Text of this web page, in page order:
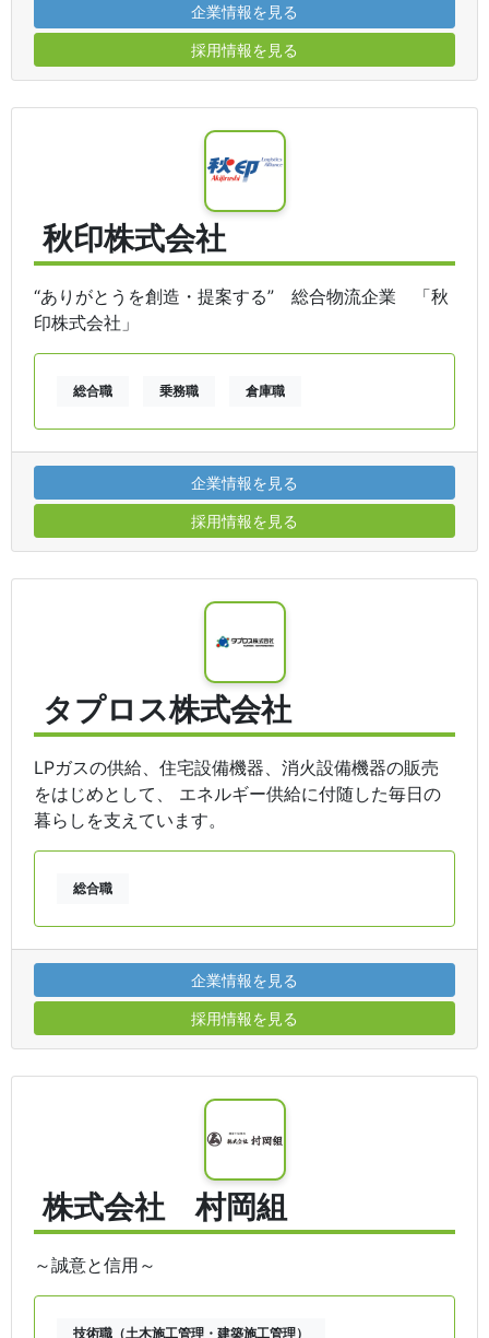
企業情報を見る
採用情報を見る
秋印株式会社
“ありがとうを創造・提案する” 総合物流企業 「秋
印株式会社」
総合職 乗務職 倉庫職
企業情報を見る
採用情報を見る
タプロス株式会社
LPガスの供給、住宅設備機器、消火設備機器の販売
をはじめとして、 エネルギー供給に付随した毎日の
暮らしを支えています。
総合職
企業情報を見る
採用情報を見る
株式会社 村岡組
～誠意と信用～
技術職（土木施工管理・建築施工管理）